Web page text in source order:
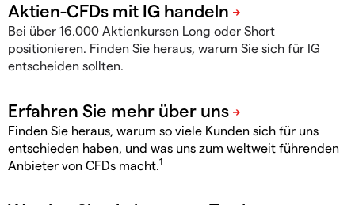
Bei über 16.000 Aktienkursen Long oder Short
positionieren. Finden Sie heraus, warum Sie sich für IG
entscheiden sollten.
Finden Sie heraus, warum so viele Kunden sich für uns
entschieden haben, und was uns zum weltweit führenden
Anbieter von CFDs macht.1